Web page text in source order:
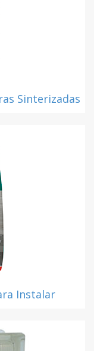
Sinterizadas
Instalar